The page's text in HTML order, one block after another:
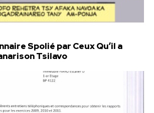
Spolié par Ceux Qu’il a
Tsilavo